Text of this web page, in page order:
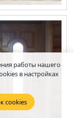
работы нашего
в настройках
cookies